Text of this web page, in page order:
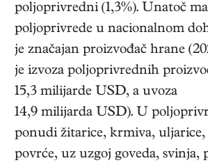
poljoprivredni (1,3%). Unatoč
poljoprivrede u nacionalnom
je značajan proizvođač hrane
je izvoza poljoprivrednih
15,3 milijarde USD, a uvoza
14,9 milijarda USD). U
ponudi žitarice, krmiva, uljarice,
povrće, uz uzgoj goveda, svinja,